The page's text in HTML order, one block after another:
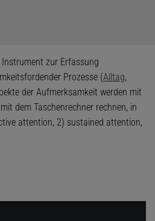
Instrument zur Erfassung
Prozesse (Alltag,
der Aufmerksamkeit werden mit
dem Taschenrechner rechnen, in
attention, 2) sustained attention,